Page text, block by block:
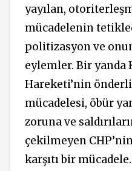
yayılan,
mücadelenin
politizasyon ve
eylemler. Bir yanda
Hareketi’nin
mücadelesi, öbür
zoruna ve
çekilmeyen
karşıtı bir